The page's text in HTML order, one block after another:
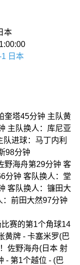
本
1 日本
奎塔45分钟 主队黄
主队换人：库尼亚
进球：马丁内利
98分钟
野海舟第29分钟 客
分钟 客队换人：堂
客队换人：镰田大
前田大然97分钟
赛的第1个角球14
黄牌 - 卡塞米罗(巴
佐野海舟(日本 射
- 第1个越位 - (巴